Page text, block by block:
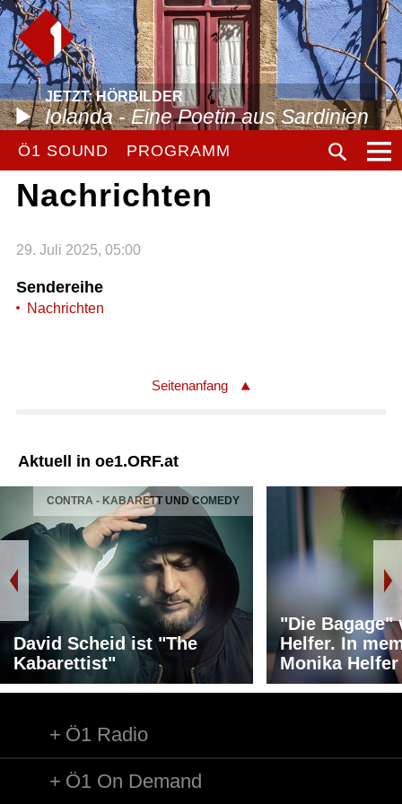
JETZT: HÖRBILDER
Iolanda - Eine Poetin aus Sardinien
Ö1 SOUND PROGRAMM
Nachrichten
29. Juli 2025, 05:00
Sendereihe
Nachrichten
Seitenanfang
Aktuell in oe1.ORF.at
CONTRA - KABARETT UND COMEDY
David Scheid ist "The
Kabarettist"
"Die Bagage"
Helfer. In
Monika Helfer
Ö1 Radio
Ö1 On Demand